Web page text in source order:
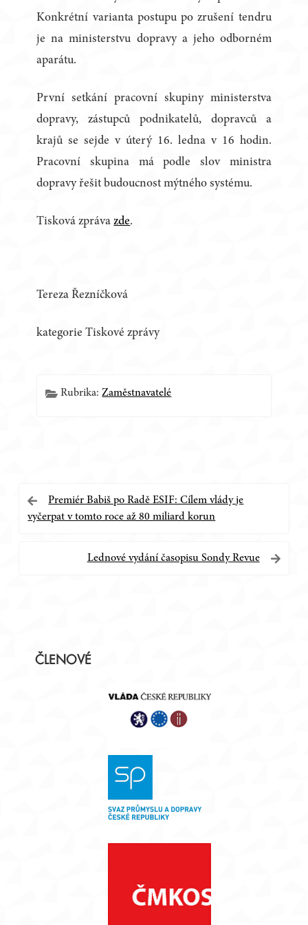
Konkrétní varianta postupu po zrušení tendru
je na ministerstvu dopravy a jeho odborném
aparátu.
První setkání pracovní skupiny ministerstva
dopravy, zástupců podnikatelů, dopravců a
krajů se sejde v úterý 16. ledna v 16 hodin.
Pracovní skupina má podle slov ministra
dopravy řešit budoucnost mýtného systému.
Tisková zprávazde.
Tereza Řezníčková
kategorie Tiskové zprávy
Rubrika:Zaměstnavatelé
Navigace
pro
příspěvek
Premiér Babiš po Radě ESIF: Cílem vlády je
vyčerpat v tomto roce až 80 miliard korun
Lednové vydání časopisu Sondy Revue
ČLENOVÉ